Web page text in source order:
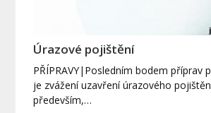
Úrazové pojištění
PŘÍPRAVY|Posledním bodem příprav
je zvážení uzavření úrazového
především,…